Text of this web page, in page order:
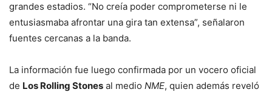
grandes estadios. “No creía poder comprometerse ni le
entusiasmaba afrontar una gira tan extensa”, señalaron
fuentes cercanas a la banda.
La información fue luego confirmada por un vocero oficial
de Los Rolling Stones al medio NME, quien además reveló